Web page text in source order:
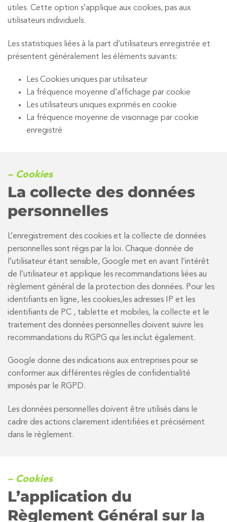
utiles. Cette option s’applique aux cookies, pas aux
utilisateurs individuels.
Les statistiques liées à la part d’utilisateurs enregistrée et
présentent généralement les éléments suivants:
Les Cookies uniques par utilisateur
La fréquence moyenne d’affichage par cookie
Les utilisateurs uniques exprimés en cookie
La fréquence moyenne de visionnage par cookie
enregistré
– Cookies
La collecte des données
personnelles
L’enregistrement des cookies et la collecte de données
personnelles sont régis par la loi. Chaque donnée de
l’utilisateur étant sensible, Google met en avant l’intérêt
de l’utilisateur et applique les recommandations liées au
règlement général de la protection des données. Pour les
identifiants en ligne, les cookies,les adresses IP et les
identifiants de PC , tablette et mobiles, la collecte et le
traitement des données personnelles doivent suivre les
recommandations du RGPG qui les inclut également.
Google donne des indications aux entreprises pour se
conformer aux différentes règles de confidentialité
imposés par le RGPD.
Les données personnelles doivent être utilisés dans le
cadre des actions clairement identifiées et précisément
dans le règlement.
– Cookies
L’application du
Règlement Général sur la